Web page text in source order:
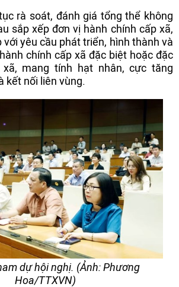
rà soát, đánh giá tổng thể không
sắp xếp đơn vị hành chính cấp xã,
với yêu cầu phát triển, hình thành và
chính cấp xã đặc biệt hoặc đặc
mang tính hạt nhân, cực tăng
kết nối liên vùng.
dự hội nghị. (Ảnh: Phương
Hoa/TTXVN)